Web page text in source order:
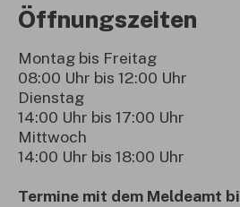
Öffnungszeiten
Montag bis Freitag
08:00 Uhr bis 12:00 Uhr
Dienstag
14:00 Uhr bis 17:00 Uhr
Mittwoch
14:00 Uhr bis 18:00 Uhr
Termine mit dem Meldeamt